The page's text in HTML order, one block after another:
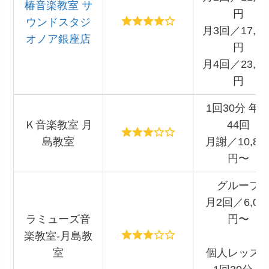
椿音楽教室 サ
ウンドスタジ
オノア銀座店
円
月3回／
円
月4回／
円
Ｋ音楽教室 月
島教室
1回30分 年
44回
月謝／
円〜
ラミューズ音
楽教室‐月島教
室
グループ
月2回／
円〜
個人レッス